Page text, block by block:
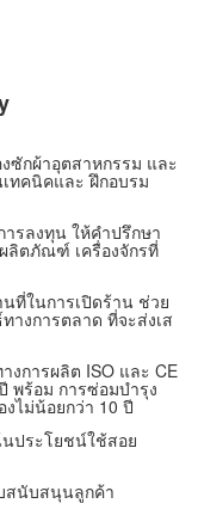
ซักผ้าอุตสาหกรรม และ
ทคนิคและ ฝึกอบรม
รลงทุน ให้คำปรึกษา
ลิตภัณฑ์ เครื่องจักรที่
ที่ในการเปิดร้าน ช่วย
างการตลาด ที่จะส่งเส
งการผลิต ISO และ CE
พร้อม การซ่อมบำรุง
ไม่น้อยกว่า 10 ปี
ประโยชน์ใช้สอย
สนับสนุนลูกค้า